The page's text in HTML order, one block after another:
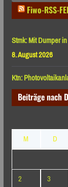
Fiwo-RSS-
Stmk: Mit Dumper
8. August 2026
Ktn:
Beiträge nach
M
D
2
3